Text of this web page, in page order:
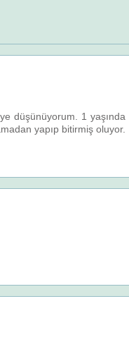
düşünüyorum. 1 yaşında
yapıp bitirmiş oluyor.